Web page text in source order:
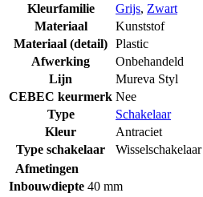
Kleurfamilie
Grijs, Zwart
Materiaal
Kunststof
Materiaal (detail) Plastic
Afwerking
Onbehandeld
Lijn
Mureva Styl
CEBEC keurmerk Nee
Type
Schakelaar
Kleur
Antraciet
Type schakelaar
Wisselschakelaar
Afmetingen
Inbouwdiepte 40 mm